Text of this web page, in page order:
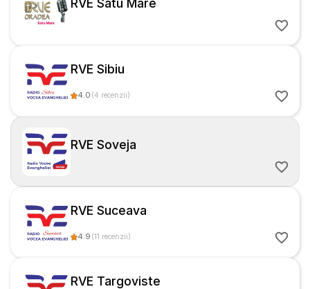
RVE Sibiu
4.0 (4 recenzii)
RVE Soveja
RVE Suceava
4.9 (11 recenzii)
RVE Targoviste